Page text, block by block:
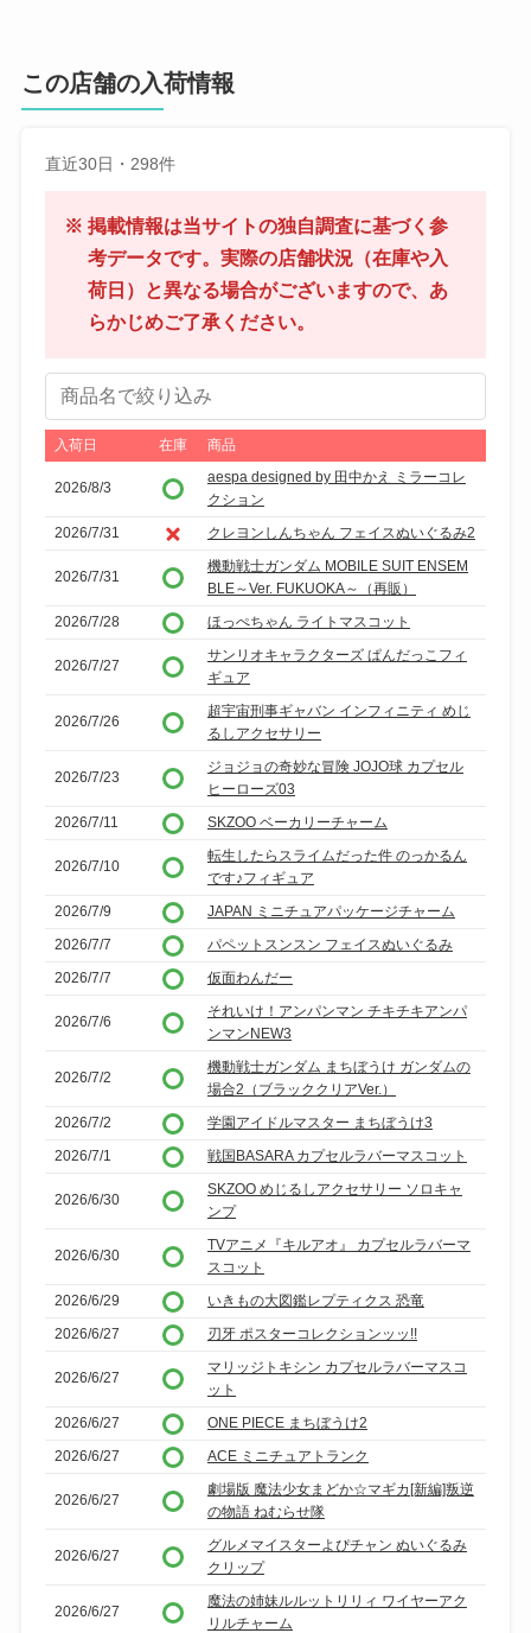
この店舗の入荷情報
直近30日・298件
※ 掲載情報は当サイトの独自調査に基づく参
考データです。実際の店舗状況（在庫や入
荷日）と異なる場合がございますので、あ
らかじめご了承ください。
商
品
名
り
入荷日 在庫 商品
2026/8/3
aespa designed by 田中かえ ミラーコレ
クション
2026/7/31
クレヨンしんちゃん フェイスぬいぐるみ2
2026/7/31
機動戦士ガンダム MOBILE SUIT ENSEM
BLE～Ver. FUKUOKA～（再販）
2026/7/28
ほっぺちゃん ライトマスコット
2026/7/27
サンリオキャラクターズ ぱんだっこフィ
ギュア
2026/7/26
超宇宙刑事ギャバン インフィニティ めじ
るしアクセサリー
2026/7/23
ジョジョの奇妙な冒険 JOJO球 カプセル
ヒーローズ03
2026/7/11
SKZOO ベーカリーチャーム
2026/7/10
転生したらスライムだった件 のっかるん
です♪フィギュア
2026/7/9
JAPAN ミニチュアパッケージチャーム
2026/7/7
パペットスンスン フェイスぬいぐるみ
2026/7/7
仮面わんだー
2026/7/6
それいけ！アンパンマン チキチキアンパ
ンマンNEW3
2026/7/2
機動戦士ガンダム まちぼうけ ガンダムの
場合2（ブラッククリアVer.）
2026/7/2
学園アイドルマスター まちぼうけ3
2026/7/1
戦国BASARA カプセルラバーマスコット
2026/6/30
SKZOO めじるしアクセサリー ソロキャ
ンプ
2026/6/30
TVアニメ『キルアオ』 カプセルラバーマ
スコット
2026/6/29
いきもの大図鑑レプティクス 恐竜
2026/6/27
刃牙 ポスターコレクションッッ!!
2026/6/27
マリッジトキシン カプセルラバーマスコ
ット
2026/6/27
ONE PIECE まちぼうけ2
2026/6/27
ACE ミニチュアトランク
2026/6/27
劇場版 魔法少女まどか☆マギカ[新編]叛逆
の物語 ねむらせ隊
2026/6/27
グルメマイスターよぴチャン ぬいぐるみ
クリップ
2026/6/27
魔法の姉妹ルルットリリィ ワイヤーアク
リルチャーム